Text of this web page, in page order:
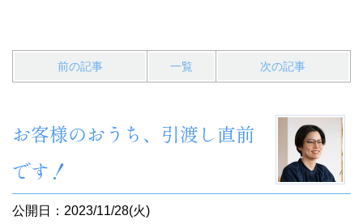
前の記事 一覧 次の記事
お客様のおうち、引渡し直前
です！
公開日：2023/11/28(火)